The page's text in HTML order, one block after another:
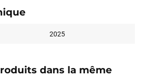
2025
dans la même